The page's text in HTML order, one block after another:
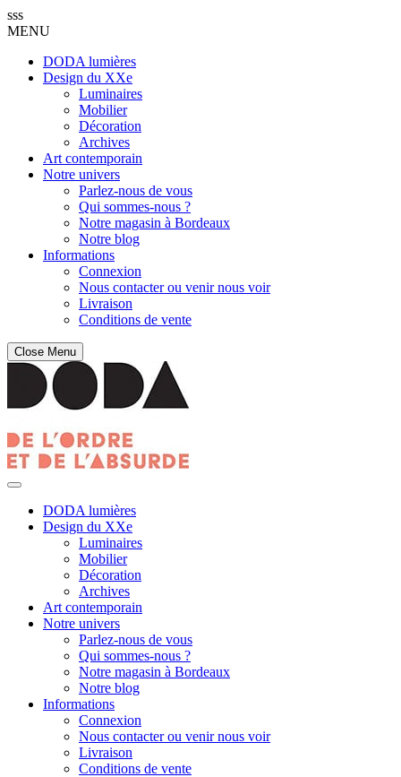
sss
MENU
DODA lumières
Design du XXe
Luminaires
Mobilier
Décoration
Archives
Art contemporain
Notre univers
Parlez-nous de vous
Qui sommes-nous ?
Notre magasin à Bordeaux
Notre blog
Informations
Connexion
Nous contacter ou venir nous voir
Livraison
Conditions de vente
Close Menu
DODA lumières
Design du XXe
Luminaires
Mobilier
Décoration
Archives
Art contemporain
Notre univers
Parlez-nous de vous
Qui sommes-nous ?
Notre magasin à Bordeaux
Notre blog
Informations
Connexion
Nous contacter ou venir nous voir
Livraison
Conditions de vente